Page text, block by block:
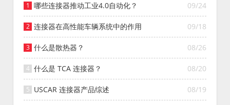
09/24
哪些连接器推动工业4.0自动化？
09/18
连接器在高性能车辆系统中的作用
08/26
什么是散热器？
08/20
什么是 TCA 连接器？
08/19
USCAR 连接器产品综述